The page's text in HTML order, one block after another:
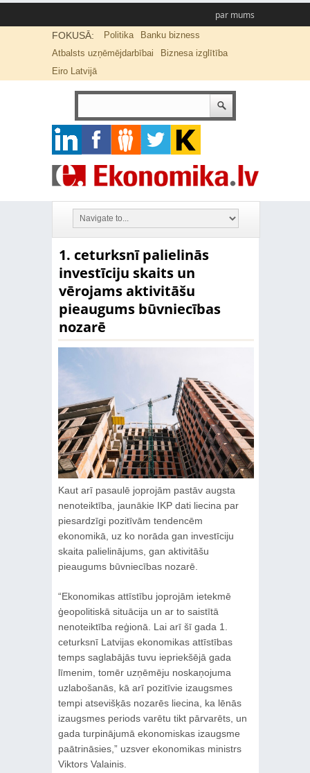
par mums
FOKUSĀ: Politika
Banku bizness
Atbalsts uzņēmējdarbībai
Biznesa izglītība
Eiro Latvijā
1. ceturksnī palielinās
investīciju skaits un
vērojams aktivitāšu
pieaugums būvniecības
nozarē
Kaut arī pasaulē joprojām pastāv augsta
nenoteiktība, jaunākie IKP dati liecina par
piesardzīgi pozitīvām tendencēm
ekonomikā, uz ko norāda gan investīciju
skaita palielinājums, gan aktivitāšu
pieaugums būvniecības nozarē.
“Ekonomikas attīstību joprojām ietekmē
ģeopolitiskā situācija un ar to saistītā
nenoteiktība reģionā. Lai arī šī gada 1.
ceturksnī Latvijas ekonomikas attīstības
temps saglabājās tuvu iepriekšējā gada
līmenim, tomēr uzņēmēju noskaņojuma
uzlabošanās, kā arī pozitīvie izaugsmes
tempi atsevišķās nozarēs liecina, ka lēnās
izaugsmes periods varētu tikt pārvarēts, un
gada turpinājumā ekonomiskas izaugsme
paātrināsies,” uzsver ekonomikas ministrs
Viktors Valainis.